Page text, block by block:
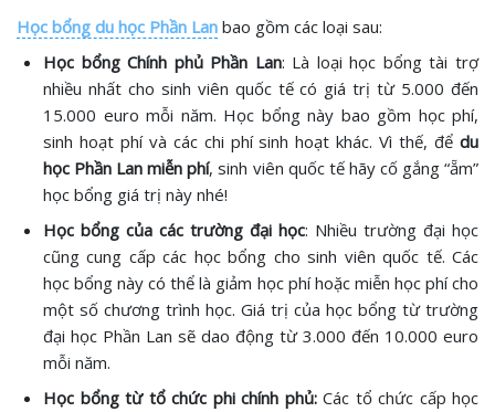
Học bổng du học Phần Lan bao gồm các loại sau:
Học bổng Chính phủ Phần Lan: Là loại học bổng tài trợ
nhiều nhất cho sinh viên quốc tế có giá trị từ 5.000 đến
15.000 euro mỗi năm. Học bổng này bao gồm học phí,
sinh hoạt phí và các chi phí sinh hoạt khác. Vì thế, để du
học Phần Lan miễn phí, sinh viên quốc tế hãy cố gắng “ẵm”
học bổng giá trị này nhé!
Học bổng của các trường đại học: Nhiều trường đại học
cũng cung cấp các học bổng cho sinh viên quốc tế. Các
học bổng này có thể là giảm học phí hoặc miễn học phí cho
một số chương trình học. Giá trị của học bổng từ trường
đại học Phần Lan sẽ dao động từ 3.000 đến 10.000 euro
mỗi năm.
Học bổng từ tổ chức phi chính phủ:Các tổ chức cấp học